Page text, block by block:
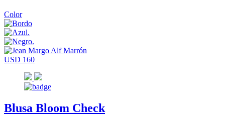
Color
USD 160
Blusa Bloom Check